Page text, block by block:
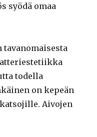
syödä omaa
tavanomaisesta
todella
on kepeän
Aivojen